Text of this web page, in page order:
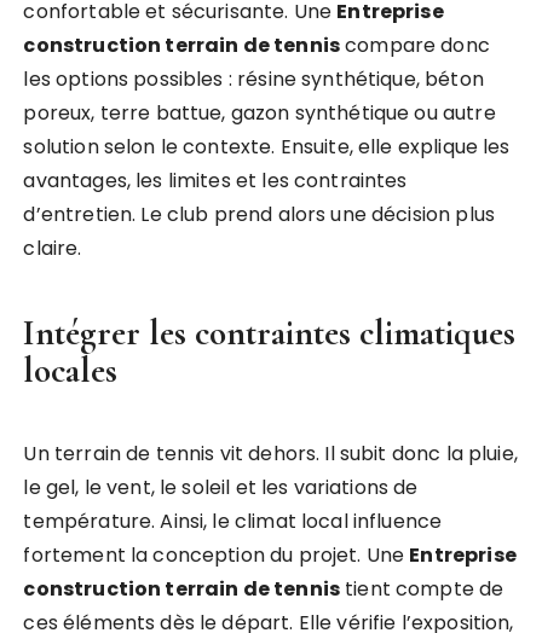
confortable et sécurisante. Une Entreprise
construction terrain de tenniscompare donc
les options possibles : résine synthétique, béton
poreux, terre battue, gazon synthétique ou autre
solution selon le contexte. Ensuite, elle explique les
avantages, les limites et les contraintes
d’entretien. Le club prend alors une décision plus
claire.
Intégrer les contraintes climatiques
locales
Un terrain de tennis vit dehors. Il subit donc la pluie,
le gel, le vent, le soleil et les variations de
température. Ainsi, le climat local influence
fortement la conception du projet. Une Entreprise
construction terrain de tennistient compte de
ces éléments dès le départ. Elle vérifie l’exposition,